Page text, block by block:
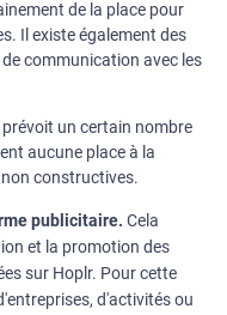
de la place pour
Il existe également des
communication avec les
un certain nombre
aucune place à la
constructives.
publicitaire. Cela
et la promotion des
sur Hoplr. Pour cette
d'activités ou